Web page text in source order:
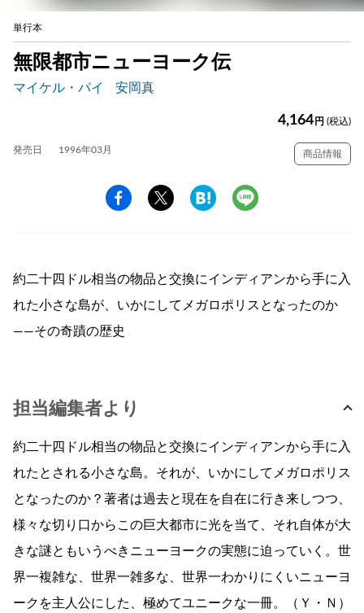
単行本
無限都市ニューヨーク伝
マイケル・パイ 安岡真
4,164 円 (税込)
発売日 1996年03月 商品情報
約二十四ドル相当の物品と交換にインディアンから手に入
れた小さな島が、いかにしてメガロポリスとなったのか
――その奇蹟の歴史
担当編集者より
約二十四ドル相当の物品と交換にインディアンから手に入
れたとされる小さな島。それが、いかにしてメガロポリス
となったのか？著者は過去と現在を自在に行き来しつつ、
様々な切り口からこの巨大都市に光を当て、それ自体が大
きな謎ともいうべきニューヨークの実態に迫っていく。世
界一複雑な、世界一雑多な、世界一わかりにくいニューヨ
ークを主人公にした、極めてユニークな一冊。（Ｙ・Ｎ）